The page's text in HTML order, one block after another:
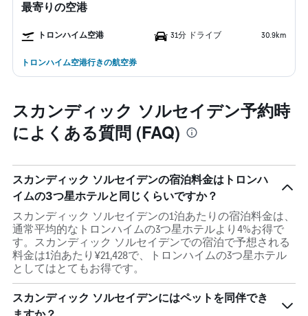
最寄りの空港
トロンハイム空港 31分 ドライブ 30.9km
トロンハイム空港行きの航空券
スカンディック ソルセイデン予約時
によくある質問 (FAQ)
スカンディック ソルセイデンの宿泊料金はトロンハ
イムの3つ星ホテルと同じくらいですか？
スカンディック ソルセイデンの1泊あたりの宿泊料金は、
通常平均的なトロンハイムの3つ星ホテルより4%お得で
す。スカンディック ソルセイデンでの宿泊で予想される
料金は1泊あたり¥21,428で、トロンハイムの3つ星ホテル
としてはとてもお得です。
スカンディック ソルセイデンにはペットを同伴でき